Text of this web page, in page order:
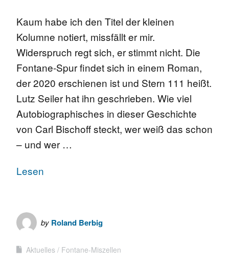
Kaum habe ich den Titel der kleinen
Kolumne notiert, missfällt er mir.
Widerspruch regt sich, er stimmt nicht. Die
Fontane-Spur findet sich in einem Roman,
der 2020 erschienen ist und Stern 111 heißt.
Lutz Seiler hat ihn geschrieben. Wie viel
Autobiographisches in dieser Geschichte
von Carl Bischoff steckt, wer weiß das schon
– und wer …
Lesen
by Roland Berbig
Aktuelles Fontane-Miszellen